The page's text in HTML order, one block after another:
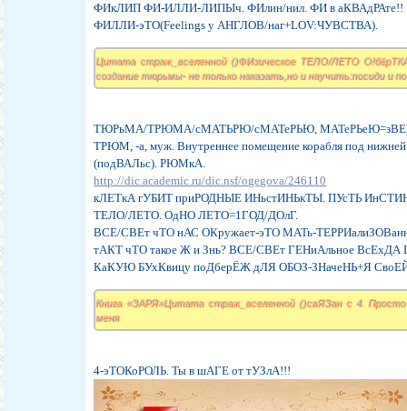
ФИкЛИП ФИ-ИЛЛИ-ЛИПЫч. ФИлин/нил. ФИ в аКВАдРАте!!
ФИЛЛИ-эТО(Feelings у АНГЛОВ/наг+LOV:ЧУВСТВА).
Цитата страж_вселенной ()ФИзическое ТЕЛО/ЛЕТО
создание тюрьмы- не только наказать,но и научить:посиди и
ТЮРьМА/ТРЮМА/сМАТЬРЮ/сМАТеРЬЮ,
ТРЮМ, -а, муж. Внутреннее помещение корабля под нижней
(подВАЛьс). РЮМкА.
http://dic.academic.ru/dic.nsf/ogegova/246110
кЛЕТкА гУБИТ приРОДНЫЕ ИНьстИНЬкТЫ. ПУсТЬ
ТЕЛО/ЛЕТО. ОдНО ЛЕТО=1ГОД/ДОлГ.
ВСЕ/СВЕт чТО нАС ОКружает-эТО МАТь-
тАКТ чТО такое Ж и Знь? ВСЕ/СВЕт ГЕНиАльное
КаКУЮ БУхКвицу поДберЁЖ дЛЯ ОБОЗ-ЗНачеНЬ+Я
Книга «ЗАРЯ»Цитата страж_вселенной ()свЯЗан с 4.
меня
4-эТОКоРОЛЬ. Ты в шАГЕ от тУЗлА!!!